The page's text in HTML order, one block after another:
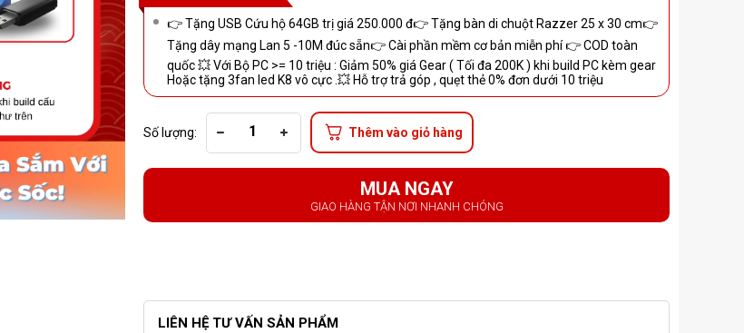
👉 Tặng USB Cứu hộ 64GB trị giá 250.000 đ👉 Tặng bàn di chuột Razzer 25 x 30 cm👉
Tặng dây mạng Lan 5 -10M đúc sẵn👉 Cài phần mềm cơ bản miễn phí 👉 COD toàn
quốc 💥 Với Bộ PC >= 10 triệu : Giảm 50% giá Gear ( Tối đa 200K ) khi build PC kèm gear
Hoặc tặng 3fan led K8 vô cực .💥 Hỗ trợ trả góp , quẹt thẻ 0% đơn dưới 10 triệu
Số lượng: Thêm vào giỏ hàng
MUA NGAY
GIAO HÀNG TẬN NƠI NHANH CHÓNG
LIÊN HỆ TƯ VẤN SẢN PHẨM